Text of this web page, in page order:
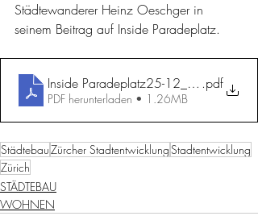
Städtewanderer Heinz Oeschger in
seinem Beitrag auf Inside Paradeplatz.
Inside Paradeplatz25-12_Juwel Zürich
.pdf
PDF herunterladen • 1.26MB
StädtebauZürcher StadtentwicklungStadtentwicklung
Zürich
STÄDTEBAU
WOHNEN